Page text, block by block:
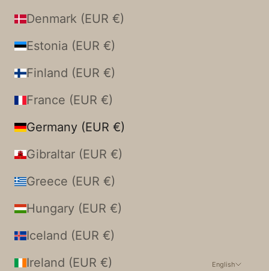
Denmark (EUR €)
Estonia (EUR €)
Finland (EUR €)
France (EUR €)
Germany (EUR €)
Gibraltar (EUR €)
Greece (EUR €)
Hungary (EUR €)
Iceland (EUR €)
Ireland (EUR €)
English